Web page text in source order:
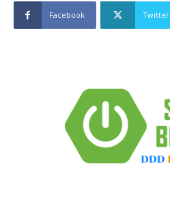
Facebook Twitter